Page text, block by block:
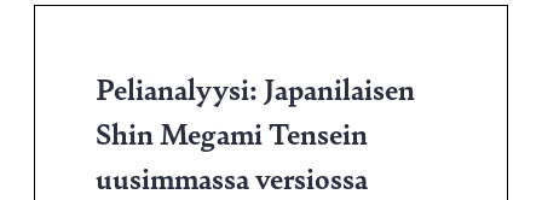
Pelianalyysi: Japanilaisen
Shin Megami Tensein
uusimmassa versiossa